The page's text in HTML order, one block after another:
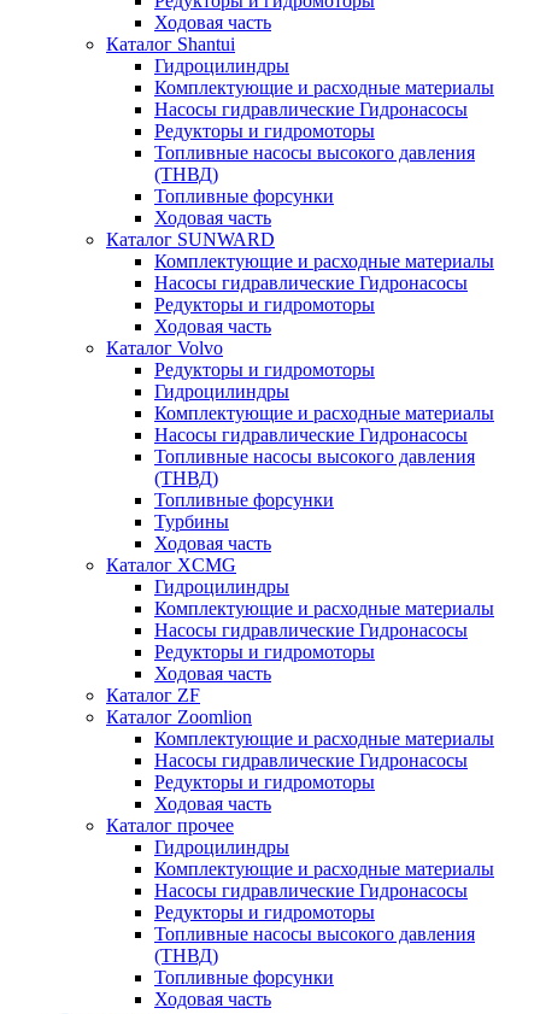
Ходовая часть
Каталог Shantui
Гидроцилиндры
Комплектующие и расходные материалы
Насосы гидравлические Гидронасосы
Редукторы и гидромоторы
Топливные насосы высокого давления
(ТНВД)
Топливные форсунки
Ходовая часть
Каталог SUNWARD
Комплектующие и расходные материалы
Насосы гидравлические Гидронасосы
Редукторы и гидромоторы
Ходовая часть
Каталог Volvo
Редукторы и гидромоторы
Гидроцилиндры
Комплектующие и расходные материалы
Насосы гидравлические Гидронасосы
Топливные насосы высокого давления
(ТНВД)
Топливные форсунки
Турбины
Ходовая часть
Каталог XCMG
Гидроцилиндры
Комплектующие и расходные материалы
Насосы гидравлические Гидронасосы
Редукторы и гидромоторы
Ходовая часть
Каталог ZF
Каталог Zoomlion
Комплектующие и расходные материалы
Насосы гидравлические Гидронасосы
Редукторы и гидромоторы
Ходовая часть
Каталог прочее
Гидроцилиндры
Комплектующие и расходные материалы
Насосы гидравлические Гидронасосы
Редукторы и гидромоторы
Топливные насосы высокого давления
(ТНВД)
Топливные форсунки
Ходовая часть